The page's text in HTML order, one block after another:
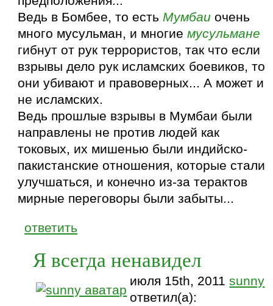
Ведь в Бомбее, то естьМумбаи очень
много мусульман, и многиемусульмане
гибнут от рук террористов, так что если
взрывы дело рук исламских боевиков, то
они убивают и правоверных... А может и
не исламских.
Ведь прошлые взрывы в Мумбаи были
направлены не против людей как
токовых, их мишенью были индийско-
пакистанские отношения, которые стали
улучшаться, и конечно из-за терактов
мирные переговоры были забыты...
ответить
Я всегда ненавидел
июля 15th, 2011sunny
ответил(а):